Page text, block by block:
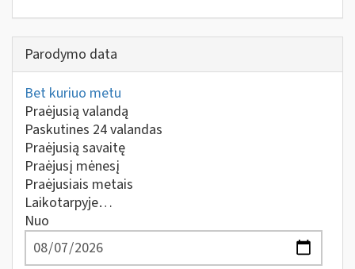
Parodymo data
Bet kuriuo metu
Praėjusią valandą
Paskutines 24 valandas
Praėjusią savaitę
Praėjusį mėnesį
Praėjusiais metais
Laikotarpyje…
Nuo